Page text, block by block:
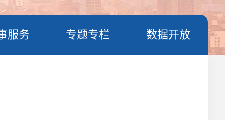
服务 专题专栏 数据开放